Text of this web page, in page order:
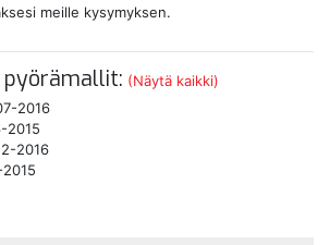
meille kysymyksen.
(Näytä kaikki)
2016
2015
2016